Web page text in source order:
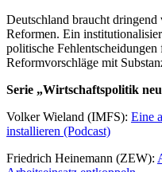
Deutschland braucht
Reformen. Ein
politische
Reformvorschläge mit
Serie „Wirtschaftspolitik
Volker Wieland (IMFS): Eine
installieren (Podcast)
Friedrich Heinemann (ZEW):